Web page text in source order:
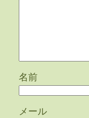
名前
メール